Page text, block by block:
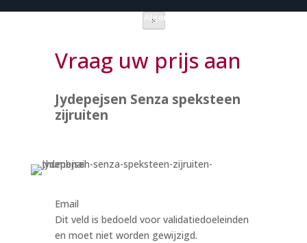
|Algemene voorwaarden
×
Vraag uw prijs aan
Jydepejsen Senza speksteen
zijruiten
Email
Dit veld is bedoeld voor validatiedoeleinden
en moet niet worden gewijzigd.